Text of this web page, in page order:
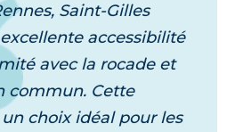
Saint-Gilles
accessibilité
avec la rocade et
commun. Cette
choix idéal pour les